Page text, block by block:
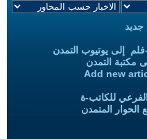
فلم إلى يوتيوب التمدن
مكتبة التمدن
Add new
للكاتب-ة
المتمدن